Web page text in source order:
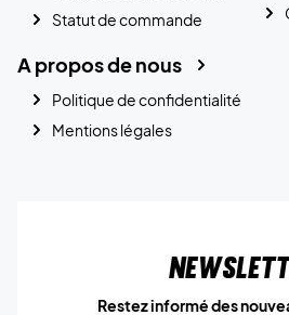
Statut de commande
A propos de nous
Politique de confidentialité
Mentions légales
Restez informé des